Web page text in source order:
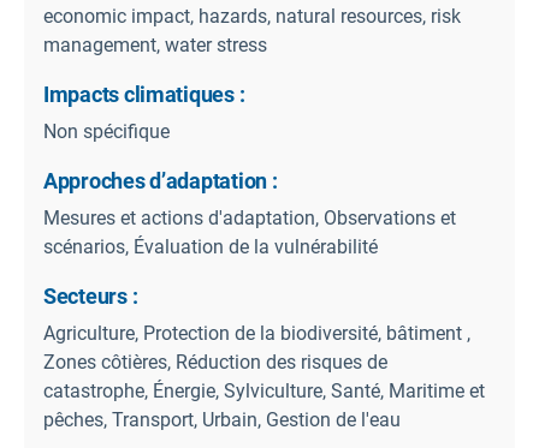
economic impact, hazards, natural resources, risk
management, water stress
Impacts climatiques :
Non spécifique
Approches d’adaptation :
Mesures et actions d'adaptation, Observations et
scénarios, Évaluation de la vulnérabilité
Secteurs :
Agriculture, Protection de la biodiversité, bâtiment ,
Zones côtières, Réduction des risques de
catastrophe, Énergie, Sylviculture, Santé, Maritime et
pêches, Transport, Urbain, Gestion de l'eau